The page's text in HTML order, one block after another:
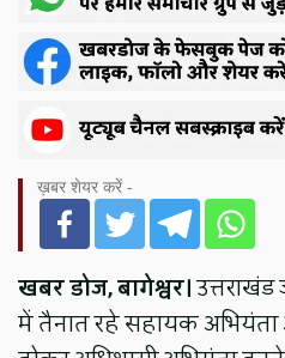
ख़बर शेयर करें -
खबर डोज, बागेश्वर।उत्तराखंड
में तैनात रहे सहायक अभियंता